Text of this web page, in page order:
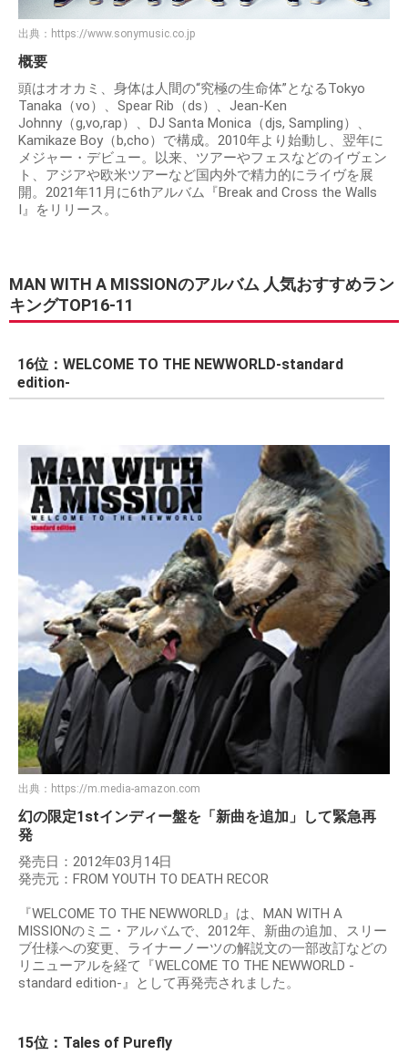
出典： https://www.sonymusic.co.jp
概要
頭はオオカミ、身体は人間の“究極の生命体”となるTokyo
Tanaka（vo）、Spear Rib（ds）、Jean-Ken
Johnny（g,vo,rap）、DJ Santa Monica（djs, Sampling）、
Kamikaze Boy（b,cho）で構成。2010年より始動し、翌年に
メジャー・デビュー。以来、ツアーやフェスなどのイヴェン
ト、アジアや欧米ツアーなど国内外で精力的にライヴを展
開。2021年11月に6thアルバム『Break and Cross the Walls
I』をリリース。
MAN WITH A MISSIONのアルバム 人気おすすめラン
キングTOP16-11
16位：WELCOME TO THE NEWWORLD-standard
edition-
出典： https://m.media-amazon.com
幻の限定1stインディー盤を「新曲を追加」して緊急再
発
発売日：2012年03月14日
発売元：FROM YOUTH TO DEATH RECOR
『WELCOME TO THE NEWWORLD』は、MAN WITH A
MISSIONのミニ・アルバムで、2012年、新曲の追加、スリー
ブ仕様への変更、ライナーノーツの解説文の一部改訂などの
リニューアルを経て『WELCOME TO THE NEWWORLD -
standard edition-』として再発売されました。
15位：Tales of Purefly